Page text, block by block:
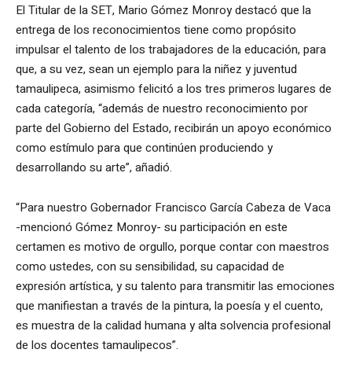
El Titular de la SET, Mario Gómez Monroy destacó que la
entrega de los reconocimientos tiene como propósito
impulsar el talento de los trabajadores de la educación, para
que, a su vez, sean un ejemplo para la niñez y juventud
tamaulipeca, asimismo felicitó a los tres primeros lugares de
cada categoría, “además de nuestro reconocimiento por
parte del Gobierno del Estado, recibirán un apoyo económico
como estímulo para que continúen produciendo y
desarrollando su arte”, añadió.
“Para nuestro Gobernador Francisco García Cabeza de Vaca
-mencionó Gómez Monroy- su participación en este
certamen es motivo de orgullo, porque contar con maestros
como ustedes, con su sensibilidad, su capacidad de
expresión artística, y su talento para transmitir las emociones
que manifiestan a través de la pintura, la poesía y el cuento,
es muestra de la calidad humana y alta solvencia profesional
de los docentes tamaulipecos”.